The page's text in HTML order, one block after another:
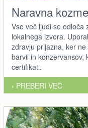
Naravna
Vse več ljudi se odloča
lokalnega izvora.
zdravju prijazna, ker
barvil in konzervansov,
certifikati.
› PREBERI VEČ